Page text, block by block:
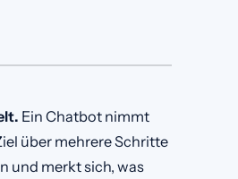
Ein Chatbot nimmt
über mehrere Schritte
und merkt sich, was